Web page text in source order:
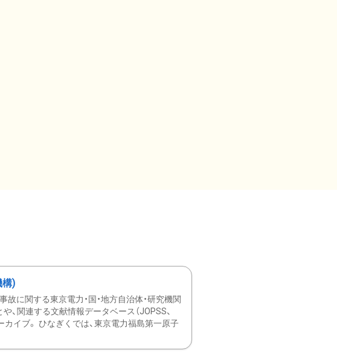
構)
に関する東京電力・国・地方自治体・研究機関
関連する文献情報データベース（JOPSS、
カイブ。 ひなぎくでは、東京電力福島第一原子